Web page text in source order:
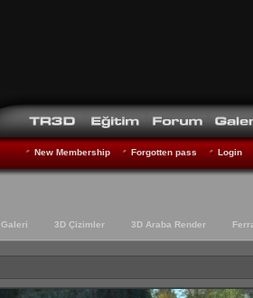
New Membership Forgotten pass Login
Galeri 3D Çizimler 3D Araba Render